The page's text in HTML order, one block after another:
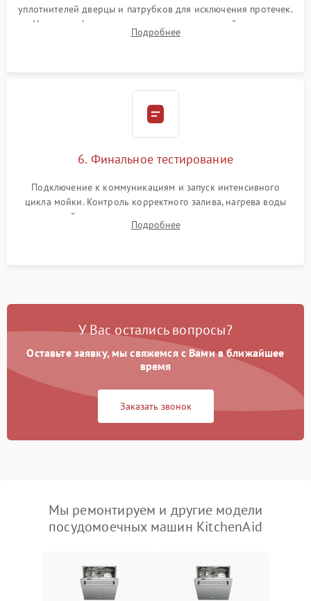
уплотнителей дверцы и патрубков для исключения протечек.
Надежная фиксация хомутов гидравлической системы,
сборка корпуса и установка датчика поплавка.
Подробнее
6. Финальное тестирование
Подключение к коммуникациям и запуск интенсивного
цикла мойки. Контроль корректного залива, нагрева воды
до нужной температуры, отсутствия посторонних шумов,
штатного слива и абсолютной сухости в поддоне.
Подробнее
У Вас остались вопросы?
Оставьте заявку, мы свяжемся с Вами в ближайшее
время
Заказать звонок
Мы ремонтируем и другие модели
посудомоечных машин KitchenAid